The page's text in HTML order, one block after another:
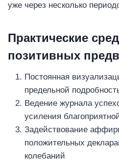
уже через несколько
Практические
позитивных
Постоянная
предельной
Ведение журнала
усиления
Задействование
положительных
колебаний